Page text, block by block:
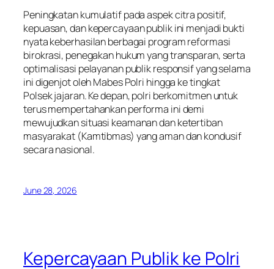
Peningkatan kumulatif pada aspek citra positif,
kepuasan, dan kepercayaan publik ini menjadi bukti
nyata keberhasilan berbagai program reformasi
birokrasi, penegakan hukum yang transparan, serta
optimalisasi pelayanan publik responsif yang selama
ini digenjot oleh Mabes Polri hingga ke tingkat
Polsek jajaran. Ke depan, polri berkomitmen untuk
terus mempertahankan performa ini demi
mewujudkan situasi keamanan dan ketertiban
masyarakat (Kamtibmas) yang aman dan kondusif
secara nasional.
June 28, 2026
Kepercayaan Publik ke Polri